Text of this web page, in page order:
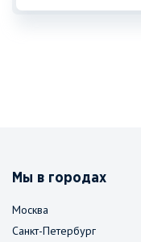
Мы в городах
Москва
Санкт-Петербург